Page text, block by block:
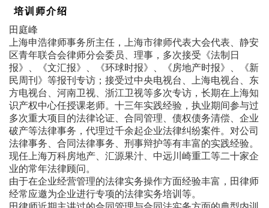
培训师介绍
田庭峰
上海申浩律师事务所主任，上海市律师代表大会代表、静安
区青年联合会律师分会委员、理事，多次接受《法制日
报》、《文汇报》、《环球时报》、《房地产时报》、《新
民周刊》等报刊专访；接受过中央电视台、上海电视台、东
方电视台、河南卫视、浙江卫视等多次专访，长期在上海知
识产权中心任授课老师。十三年实践经验，执业期间参与过
多次重大项目的法律论证、合同管理、债权债务清偿、企业
破产等法律事务，代理过千余起企业法律纠纷案件。对公司
法律事务、合同法律事务、刑事辩护等有丰富的实践经验。
现任上海万科房地产、汇源果汁、中远川崎重工等二十家企
业的常年法律顾问。
由于在企业经营管理的法律实务操作方面经验丰富，田律师
经常应邀为企业进行专项的法律实务培训等。